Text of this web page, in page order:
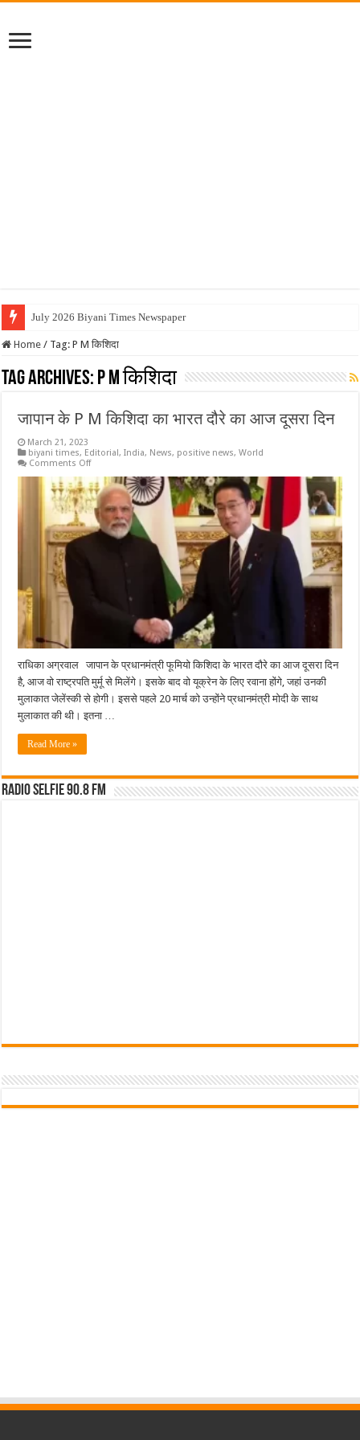
July 2026 Biyani Times Newspaper
Home / Tag:P M किशिदा
Tag Archives: P M किशिदा
जापान के P M किशिदा का भारत दौरे का आज दूसरा दिन
March 21, 2023
biyani times, Editorial,India, News, positive news,World
Comments Offon
के
P
M
किशिदा
का
भारत
राधिका अग्रवाल जापान के प्रधानमंत्री फूमियो किशिदा के भारत दौरे का आज दूसरा दिन
है, आज वो राष्ट्रपति मुर्मू से मिलेंगे। इसके बाद वो यूक्रेन के लिए रवाना होंगे, जहां उनकी
मुलाकात जेलेंस्की से होगी। इससे पहले 20 मार्च को उन्होंने प्रधानमंत्री मोदी के साथ
मुलाकात की थी। इतना …
Read More »
Radio Selfie 90.8 FM